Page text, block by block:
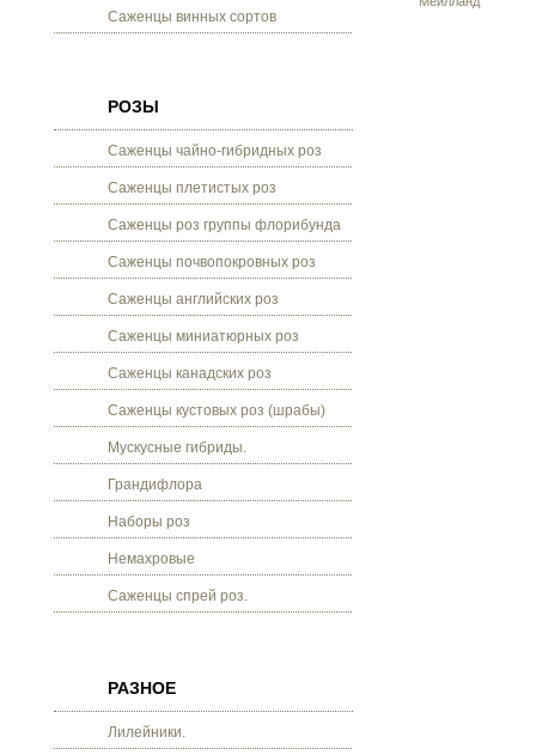
Саженцы винных сортов
РОЗЫ
Саженцы чайно-гибридных роз
Саженцы плетистых роз
Саженцы роз группы флорибунда
Саженцы почвопокровных роз
Саженцы английских роз
Саженцы миниатюрных роз
Саженцы канадских роз
Саженцы кустовых роз (шрабы)
Мускусные гибриды.
Грандифлора
Наборы роз
Немахровые
Саженцы спрей роз.
РАЗНОЕ
Лилейники.